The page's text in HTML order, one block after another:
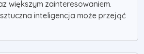
większym zainteresowaniem.
inteligencja może przejąć